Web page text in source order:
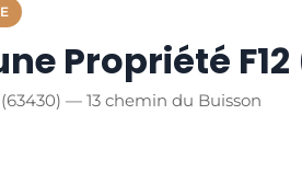
Propriété
— 13 chemin du Buisson